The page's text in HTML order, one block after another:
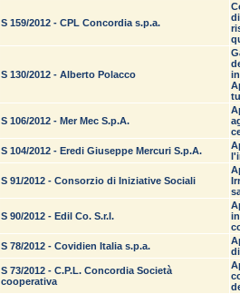
S 159/2012 - CPL Concordia s.p.a.
S 130/2012 - Alberto Polacco
S 106/2012 - Mer Mec S.p.A.
S 104/2012 - Eredi Giuseppe Mercuri S.p.A.
S 91/2012 - Consorzio di Iniziative Sociali
S 90/2012 - Edil Co. S.r.l.
S 78/2012 - Covidien Italia s.p.a.
S 73/2012 - C.P.L. Concordia Società
cooperativa